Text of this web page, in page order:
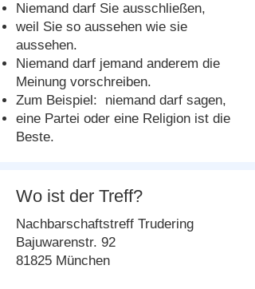
Niemand darf Sie ausschließen,
weil Sie so aussehen wie sie
aussehen.
Niemand darf jemand anderem die
Meinung vorschreiben.
Zum Beispiel: niemand darf sagen,
eine Partei oder eine Religion ist die
Beste.
Wo ist der Treff?
Nachbarschaftstreff Trudering
Bajuwarenstr. 92
81825 München